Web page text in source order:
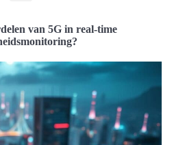
van 5G in real-time